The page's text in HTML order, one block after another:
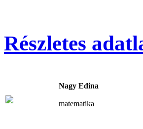
Részletes
Nagy Edina
matematika